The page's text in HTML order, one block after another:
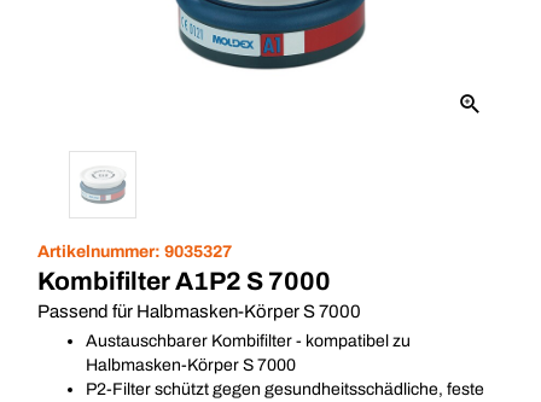
Artikelnummer: 9035327
Kombifilter A1P2 S 7000
Passend für Halbmasken-Körper S 7000
Austauschbarer Kombifilter - kompatibel zu
Halbmasken-Körper S 7000
P2-Filter schützt gegen gesundheitsschädliche, feste